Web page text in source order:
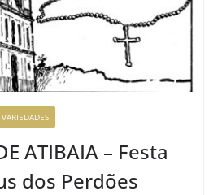
VARIEDADES
ATIBAIA – Festa
dos Perdões